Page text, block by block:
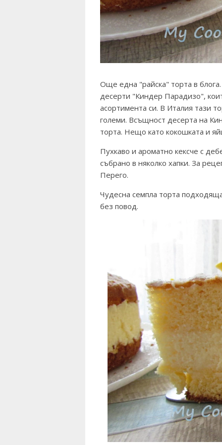
Още една "райска" торта в
десерти "Киндер Парадизо",
асортимента си. В Италия тази
големи. Всъщност десерта на
торта. Нещо като кокошката и
Пухкаво и ароматно кексче с
събрано в няколко хапки. За
Перего.
Чудесна семпла торта
без повод.